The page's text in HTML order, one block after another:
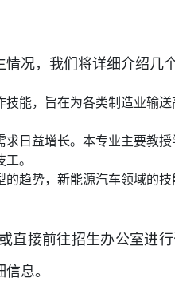
况，我们将详细介绍几
能，旨在为各类制造业输
日益增长。本专业主要教
。
趋势，新能源汽车领域的
直接前往招生办公室进
息。